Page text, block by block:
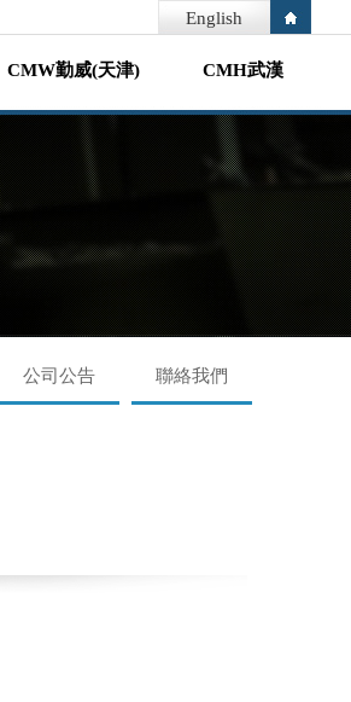
CMW勤威(天津) CMH武漢
English
公司公告 聯絡我們